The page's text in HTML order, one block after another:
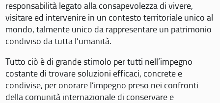
responsabilità legato alla consapevolezza di vivere,
visitare ed intervenire in un contesto territoriale unico al
mondo, talmente unico da rappresentare un patrimonio
condiviso da tutta l’umanità.
Tutto ciò è di grande stimolo per tutti nell’impegno
costante di trovare soluzioni efficaci, concrete e
condivise, per onorare l’impegno preso nei confronti
della comunità internazionale di conservare e